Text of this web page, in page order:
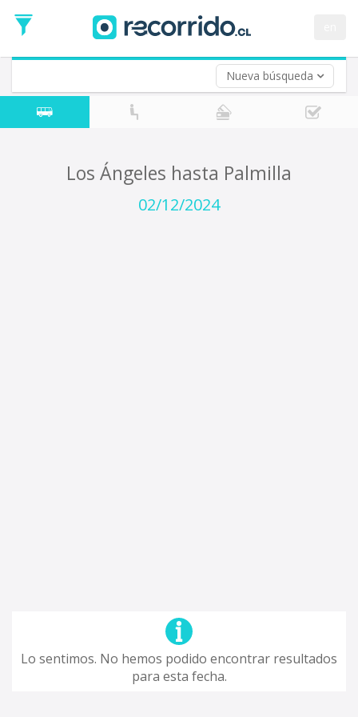
Nueva búsqueda
de
Ida
Vuelta (opcional)
Fecha
de
Los Ángeles hasta Palmilla
02/12/2024
Lo sentimos. No hemos podido encontrar resultados
para esta fecha.